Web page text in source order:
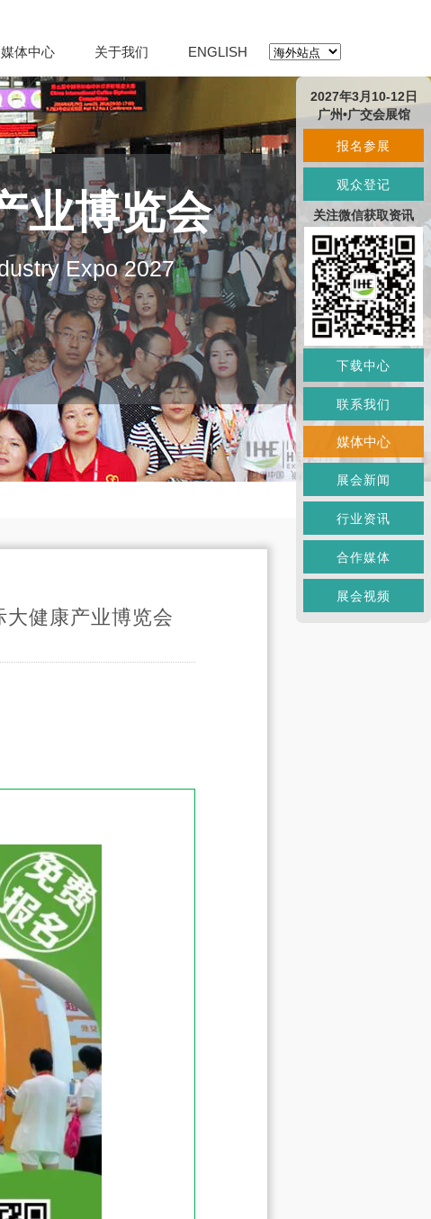
媒体中心 关于我们 ENGLISH
业博览会
Expo 2027
大健康产业博览会
2027年3月10-12日
广州•广交会展馆
报名参展
观众登记
关注微信获取资讯
下载中心
联系我们
媒体中心
展会新闻
行业资讯
合作媒体
展会视频